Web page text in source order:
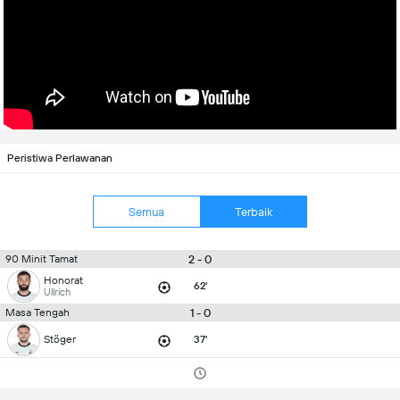
Peristiwa Perlawanan
Semua Terbaik
90 Minit Tamat 2 - 0
Honorat
Ullrich 62'
Masa Tengah 1 - 0
Stöger 37'